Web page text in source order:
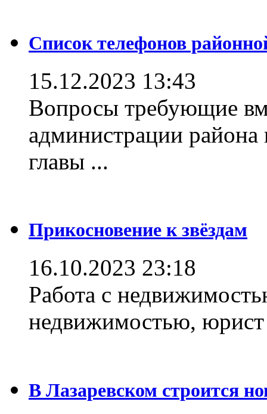
Список телефонов
15.12.2023 13:43
Вопросы требующие
администрации
главы ...
Прикосновение к звёздам
16.10.2023 23:18
Работа с
недвижимостью,
В Лазаревском строится